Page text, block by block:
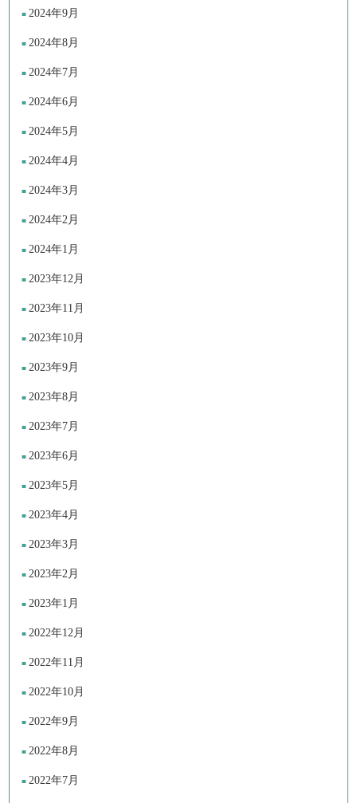
2024年9月
2024年8月
2024年7月
2024年6月
2024年5月
2024年4月
2024年3月
2024年2月
2024年1月
2023年12月
2023年11月
2023年10月
2023年9月
2023年8月
2023年7月
2023年6月
2023年5月
2023年4月
2023年3月
2023年2月
2023年1月
2022年12月
2022年11月
2022年10月
2022年9月
2022年8月
2022年7月